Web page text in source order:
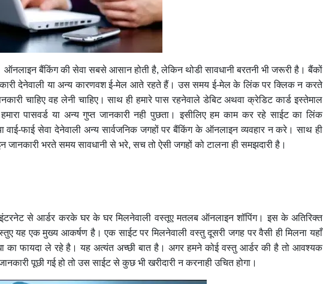
बैंकिंग की सेवा सबसे आसान होती है, लेकिन थोडी सावधानी बरतनी भी जरूरी है। बैंकों
देनेवाली या अन्य कारणवश ई-मेल आते रहते हैं। उस समय ई-मेल के लिंक पर क्लिक न करते
चाहिए वह लेनी चाहिए। साथ ही हमारे पास रहनेवाले डेबिट अथवा क्रेडिट कार्ड इस्तेमाल
पासवर्ड या अन्य गुप्त जानकारी नही पुछता। इसीलिए हम काम कर रहे साईट का लिंक
फाई सेवा देनेवाली अन्य सार्वजनिक जगहों पर बैंकिंग के ऑनलाइन व्यवहार न करे। साथ ही
जानकारी भरते समय सावधानी से भरे, सच तो ऐसी जगहों को टालना ही समझदारी है।
से आर्डर करके घर के घर मिलनेवाली वस्तूए मतलब ऑनलाइन शॉपिंग। इस के अतिरिक्त
यह एक मुख्य आकर्षण है। एक साईट पर मिलनेवाली वस्तु दूसरी जगह पर वैसी ही मिलना यहाँ
का फायदा ले रहे है। यह अत्यंत अच्छी बात है। अगर हमने कोई वस्तु आर्डर की है तो आवश्यक
पूछी गई हो तो उस साईट से कुछ भी खरीदारी न करनाही उचित होगा।